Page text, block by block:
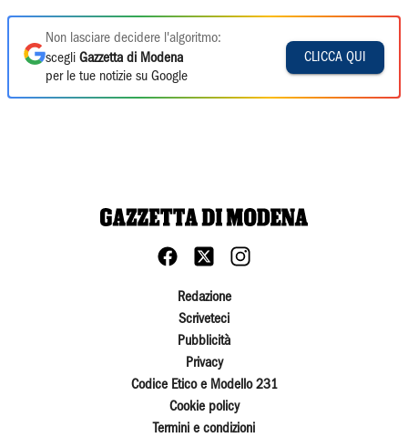
Non lasciare decidere l'algoritmo:
scegli Gazzetta di Modena
per le tue notizie su Google
CLICCA QUI
Redazione
Scriveteci
Pubblicità
Privacy
Codice Etico e Modello 231
Cookie policy
Termini e condizioni